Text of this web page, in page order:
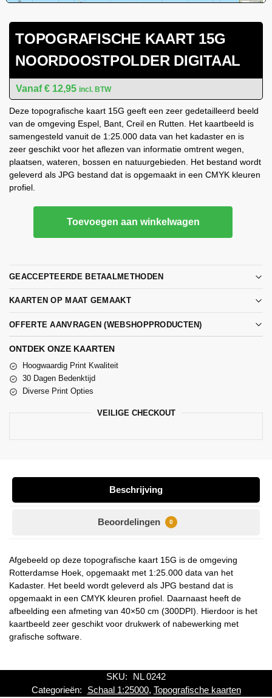
TOPOGRAFISCHE KAART 15G
NOORDOOSTPOLDER DIGITAAL
€ 12,95 incl. BTW
Deze topografische kaart 15G geeft een zeer gedetailleerd beeld
van de omgeving Espel, Bant, Creil en Rutten. Het kaartbeeld is
samengesteld vanuit de 1:25.000 data van het kadaster en is
zeer geschikt voor het aflezen van informatie omtrent wegen,
plaatsen, wateren, bossen en natuurgebieden. Het bestand wordt
geleverd als JPG bestand dat is opgemaakt in een CMYK kleuren
profiel.
Toevoegen aan winkelwagen
GEACCEPTEERDE BETAALMETHODEN
KAARTEN OP MAAT GEMAAKT
OFFERTE AANVRAGEN (WEBSHOPPRODUCTEN)
ONTDEK ONZE KAARTEN
Hoogwaardig Print Kwaliteit
30 Dagen Bedenktijd
Diverse Print Opties
VEILIGE CHECKOUT
Beschrijving
Beoordelingen 0
Afgebeeld op deze topografische kaart 15G is de omgeving
Rotterdamse Hoek, opgemaakt met 1:25.000 data van het
Kadaster. Het beeld wordt geleverd als JPG bestand dat is
opgemaakt in een CMYK kleuren profiel. Daarnaast heeft de
afbeelding een afmeting van 40×50 cm (300DPI). Hierdoor is het
kaartbeeld zeer geschikt voor drukwerk of nabewerking met
grafische software.
SKU:
NL 0242
Categorieën:
Schaal 1:25000, Topografische kaarten